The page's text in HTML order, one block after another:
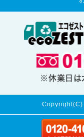
※休業日は